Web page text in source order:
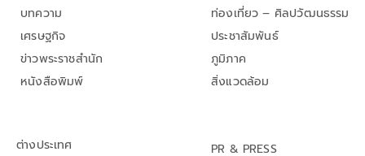
บทความ
เศรษฐกิจ
ข่าวพระราชสำนัก
หนังสือพิมพ์
ท่องเที่ยว – ศิลปวัฒนธรรม
ประชาสัมพันธ์
ภูมิภาค
สิ่งแวดล้อม
ต่างประเทศ PR & PRESS